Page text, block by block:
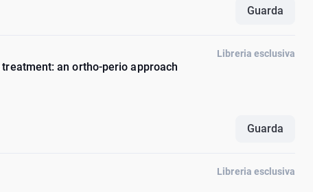
Guarda
an ortho-perio approach
Libreria esclusiva
Guarda
Libreria esclusiva